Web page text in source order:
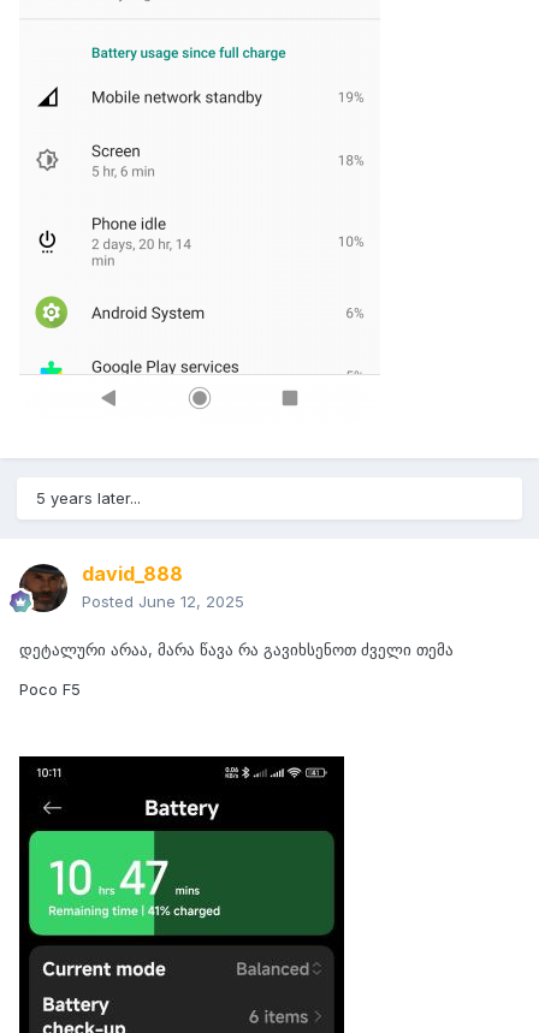
5 years later...
david_888
Posted June 12, 2025
დეტალური არაა, მარა წავა რა გავიხსენოთ ძველი თემა
Poco F5